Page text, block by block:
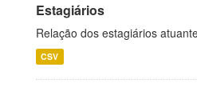
Estagiários
Relação dos estagiários
CSV